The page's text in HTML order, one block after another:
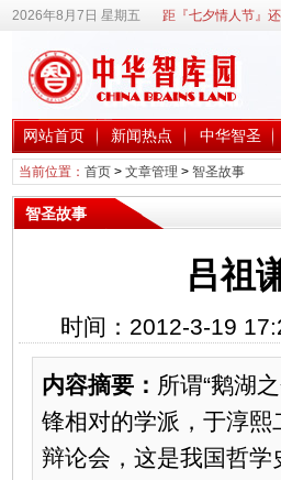
2026年8月7日 星期五 距『七夕情人节』
网站首页 新闻热点 中华智圣
当前位置： 首页> 文章管理 > 智圣故事
智圣故事
吕祖
时间：2012-3-19
内容摘要： 所谓“鹅湖
锋相对的学派，于淳
辩论会，这是我国哲